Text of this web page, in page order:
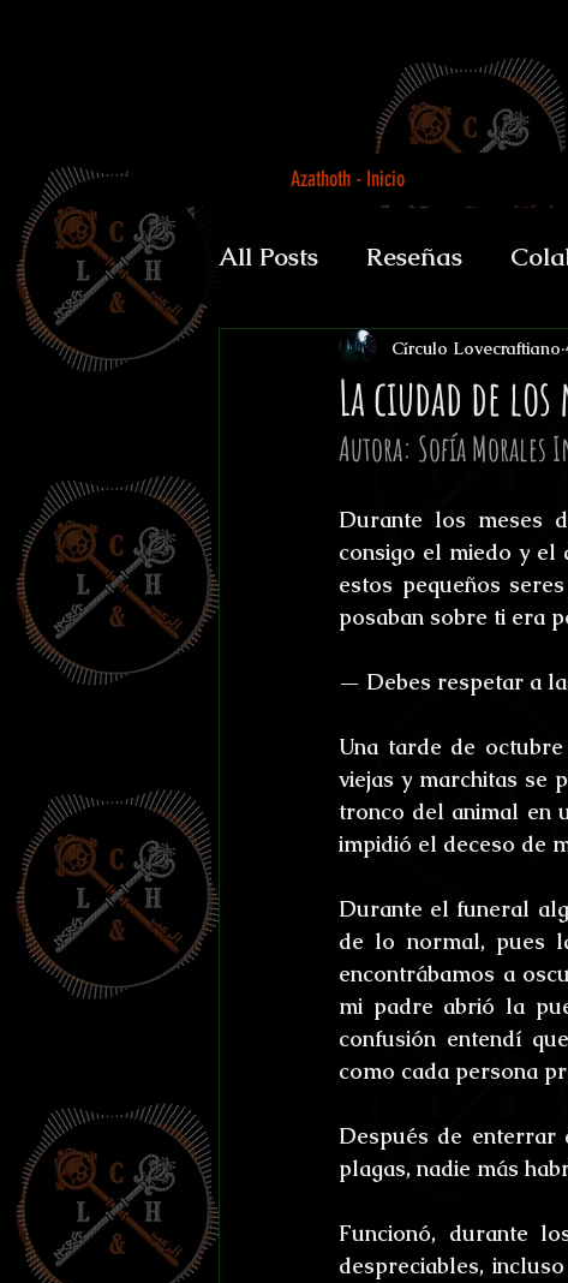
Azathoth - Inicio
All Posts Reseñas
Auguratricis, sirenibus
Gabinete de la Dra.
Efemérides y
Reto Stefan
L'horreur En Haute
Susurros Innombrables
La ciudad de
Círculo Lovecraftiano
Autora: Sofía Morales
Durante los meses
consigo el miedo y el
estos pequeños
posaban sobre ti era
— Debes respetar a
Una tarde de
viejas y marchitas se
tronco del animal en
impidió el deceso de
Durante el funeral
de lo normal, pues
encontrábamos a
mi padre abrió la
confusión entendí
como cada persona
Después de enterrar
plagas, nadie más
Funcionó, durante
despreciables,